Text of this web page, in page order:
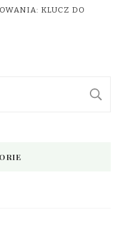
KLUCZ DO